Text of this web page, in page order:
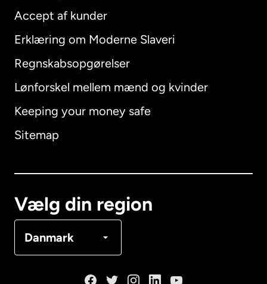
Accept af kunder
Erklæring om Moderne Slaveri
Regnskabsopgørelser
Lønforskel mellem mænd og kvinder
Keeping your money safe
Sitemap
Vælg din region
Danmark
International English
Australien